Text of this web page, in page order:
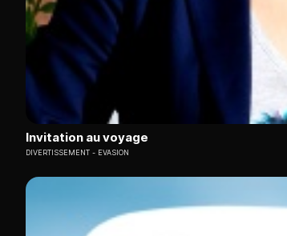
Invitation au voyage
DIVERTISSEMENT EVASION